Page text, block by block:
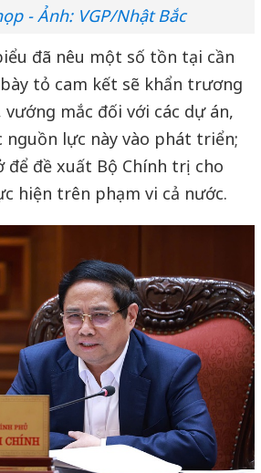
- Ảnh: VGP/Nhật Bắc
đã nêu một số tồn tại cần
bày tỏ cam kết sẽ khẩn trương
mắc đối với các dự án,
nguồn lực này vào phát triển;
để đề xuất Bộ Chính trị cho
hiện trên phạm vi cả nước.